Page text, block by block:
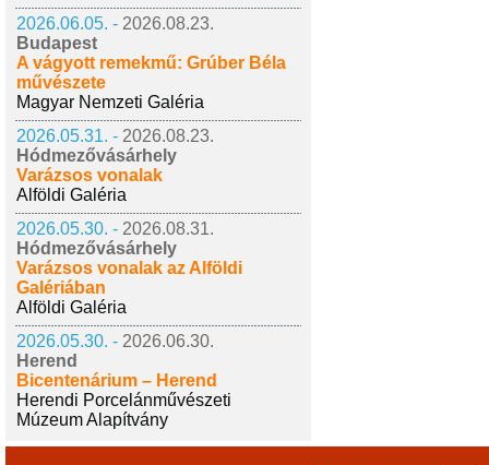
2026.06.05. - 2026.08.23.
Budapest
A vágyott remekmű: Grúber Béla
művészete
Magyar Nemzeti Galéria
2026.05.31. - 2026.08.23.
Hódmezővásárhely
Varázsos vonalak
Alföldi Galéria
2026.05.30. - 2026.08.31.
Hódmezővásárhely
Varázsos vonalak az Alföldi
Galériában
Alföldi Galéria
2026.05.30. - 2026.06.30.
Herend
Bicentenárium – Herend
Herendi Porcelánművészeti
Múzeum Alapítvány